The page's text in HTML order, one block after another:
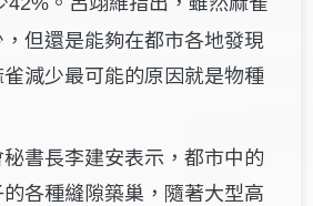
但還是能夠在都市各地發現
減少最可能的原因就是物種
書長李建安表示，都市中的
各種縫隙築巢，隨著大型高